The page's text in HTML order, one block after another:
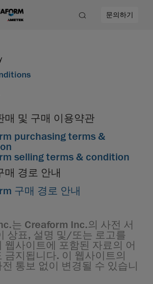
문의하기
매 및 구매 이용약관
purchasing terms &
selling terms & condition
매 경로 안내
구매 경로 안내
는 Creaform Inc.의 사전 서
상표, 설명 및/또는 로고를
웹사이트에 포함된 자료의 어
금지됩니다. 이 웹사이트의
통보 없이 변경될 수 있습니